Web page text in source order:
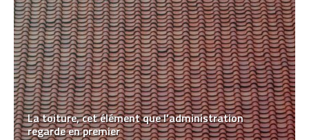
La toiture, cet élément que l’administration
regarde en premier